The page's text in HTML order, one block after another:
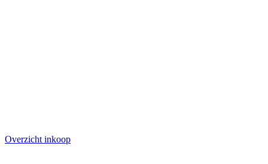
Overzicht inkoop